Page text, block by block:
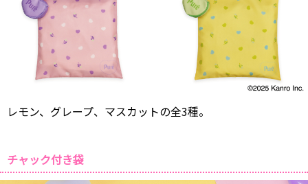
レモン、グレープ、マスカットの全3種。
チャック付き袋